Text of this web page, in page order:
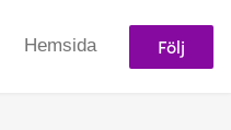
Hemsida Följ